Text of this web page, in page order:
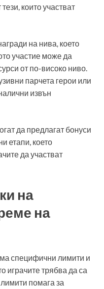
които участват
на нива, което
участие може да
от по-високо ниво.
парчета герои или
извън
да предлагат бонуси
етапи, което
да участват
на
на
специфични лимити и
играчите трябва да са
помага за